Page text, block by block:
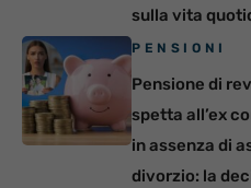
sulla vita
PENSIONI
Pensione di
spetta all’ex
in assenza di
divorzio: la